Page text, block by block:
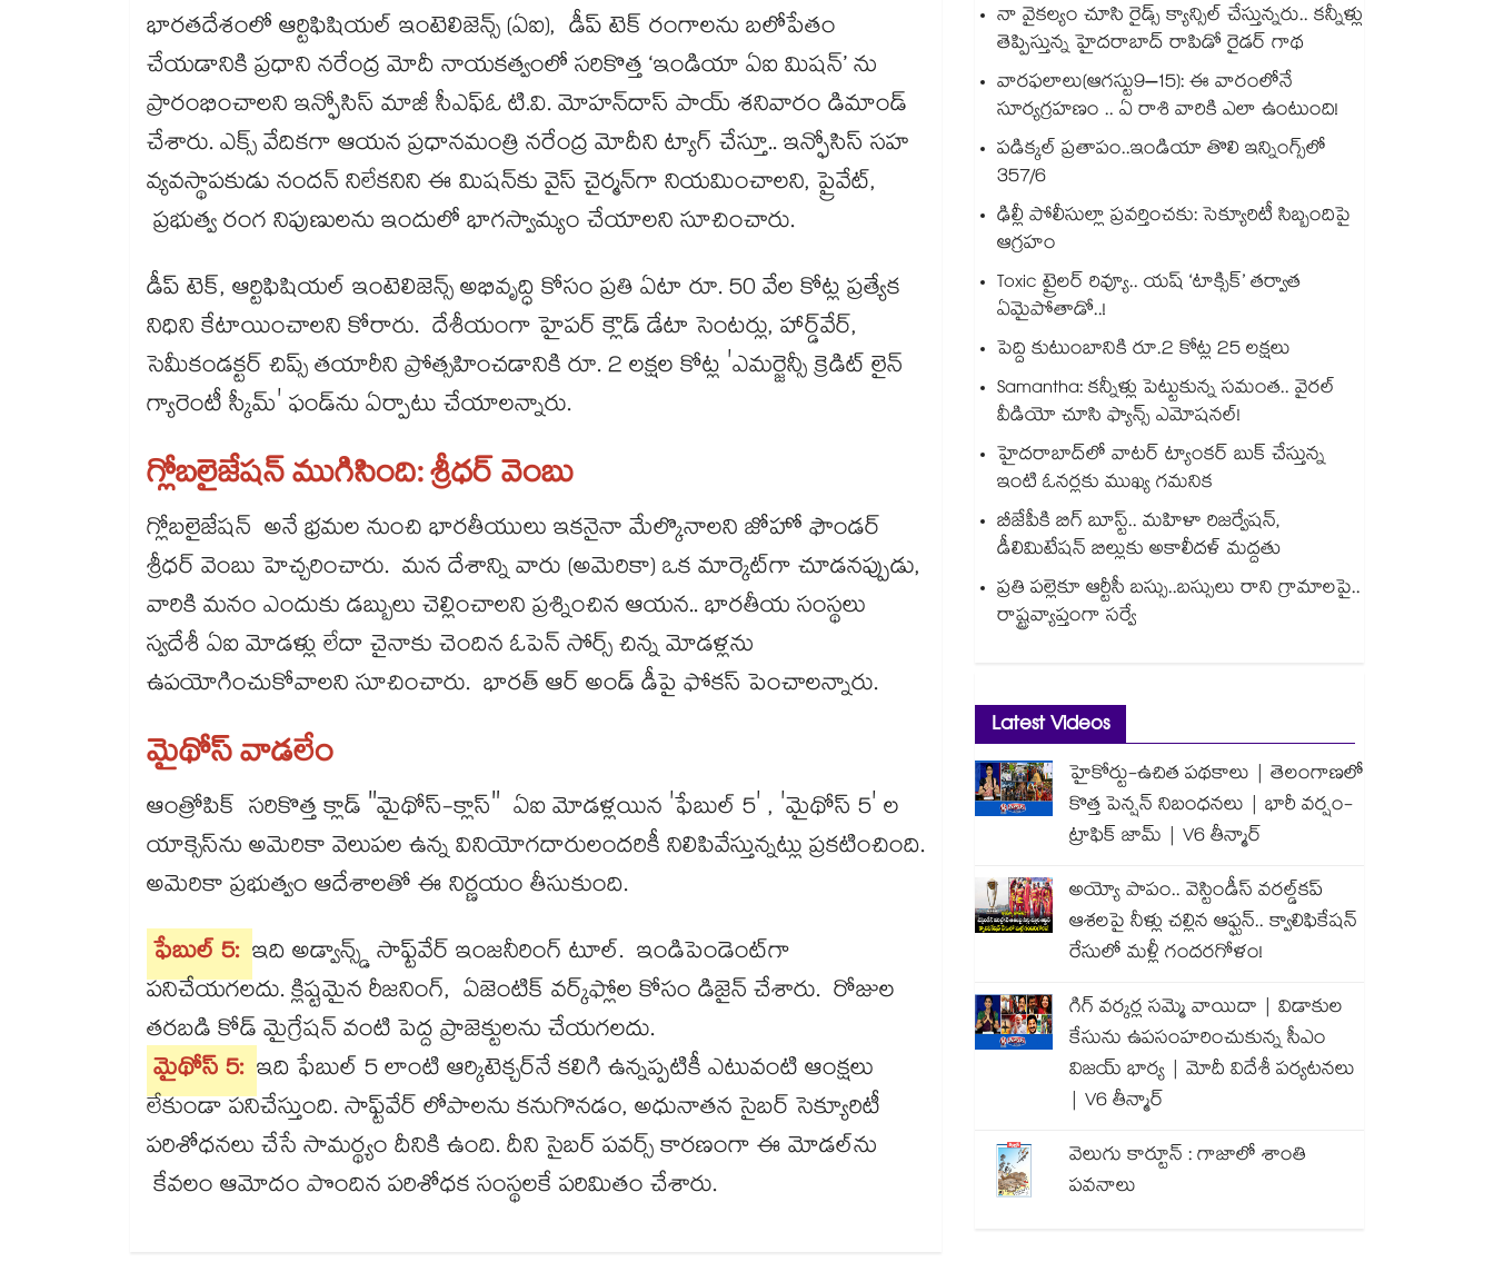
భారతదేశంలో ఆర్టిఫిషియల్ ఇంటెలిజెన్స్ (ఏఐ), డీప్ టెక్ రంగాలను బలోపేతం
చేయడానికి ప్రధాని నరేంద్ర మోదీ నాయకత్వంలో సరికొత్త ‘ఇండియా ఏఐ మిషన్’ ను
ప్రారంభించాలని ఇన్ఫోసిస్ మాజీ సీఎఫ్ఓ టి.వి. మోహన్‌‌దాస్ పాయ్ శనివారం డిమాండ్
చేశారు. ఎక్స్‌‌ వేదికగా ఆయన ప్రధానమంత్రి నరేంద్ర మోదీని ట్యాగ్ చేస్తూ.. ఇన్ఫోసిస్ సహ
వ్యవస్థాపకుడు నందన్ నిలేకనిని ఈ మిషన్‌‌కు వైస్ చైర్మన్‌‌గా నియమించాలని, ప్రైవేట్,
ప్రభుత్వ రంగ నిపుణులను ఇందులో భాగస్వామ్యం చేయాలని సూచించారు.
డీప్ టెక్, ఆర్టిఫిషియల్ ఇంటెలిజెన్స్ అభివృద్ధి కోసం ప్రతి ఏటా రూ. 50 వేల కోట్ల ప్రత్యేక
నిధిని కేటాయించాలని కోరారు. దేశీయంగా హైపర్ క్లౌడ్ డేటా సెంటర్లు, హార్డ్‌‌వేర్,
సెమీకండక్టర్ చిప్స్ తయారీని ప్రోత్సహించడానికి రూ. 2 లక్షల కోట్ల 'ఎమర్జెన్సీ క్రెడిట్ లైన్
గ్యారెంటీ స్కీమ్' ఫండ్‌‌ను ఏర్పాటు చేయాలన్నారు.
గ్లోబలైజేషన్ ముగిసింది: శ్రీధర్‌‌‌‌ వెంబు
గ్లోబలైజేషన్ అనే భ్రమల నుంచి భారతీయులు ఇకనైనా మేల్కొనాలని జోహో ఫౌండర్
శ్రీధర్‌‌ వెంబు హెచ్చరించారు. మన దేశాన్ని వారు (అమెరికా) ఒక మార్కెట్‌‌గా చూడనప్పుడు,
వారికి మనం ఎందుకు డబ్బులు చెల్లించాలని ప్రశ్నించిన ఆయన.. భారతీయ సంస్థలు
స్వదేశీ ఏఐ మోడళ్లు లేదా చైనాకు చెందిన ఓపెన్ సోర్స్ చిన్న మోడళ్లను
ఉపయోగించుకోవాలని సూచించారు. భారత్ ఆర్ అండ్ డీపై ఫోకస్ పెంచాలన్నారు.
మైథోస్ వాడలేం
ఆంత్రోపిక్ సరికొత్త క్లాడ్ "మైథోస్-క్లాస్" ఏఐ మోడళ్లయిన 'ఫేబుల్ 5' , 'మైథోస్ 5' ల
యాక్సెస్‌‌ను అమెరికా వెలుపల ఉన్న వినియోగదారులందరికీ నిలిపివేస్తున్నట్లు ప్రకటించింది.
అమెరికా ప్రభుత్వం ఆదేశాలతో ఈ నిర్ణయం తీసుకుంది.
ఫేబుల్ 5: ఇది అడ్వాన్స్డ్ సాఫ్ట్‌‌వేర్ ఇంజనీరింగ్ టూల్‌‌. ఇండిపెండెంట్‌‌గా
పనిచేయగలదు. క్లిష్టమైన రీజనింగ్, ఏజెంటిక్ వర్క్‌‌ఫ్లోల కోసం డిజైన్ చేశారు. రోజుల
తరబడి కోడ్ మైగ్రేషన్ వంటి పెద్ద ప్రాజెక్టులను చేయగలదు.
మైథోస్ 5: ఇది ఫేబుల్ 5 లాంటి ఆర్కిటెక్చర్‌‌నే కలిగి ఉన్నప్పటికీ ఎటువంటి ఆంక్షలు
లేకుండా పనిచేస్తుంది. సాఫ్ట్‌‌వేర్ లోపాలను కనుగొనడం, అధునాతన సైబర్ సెక్యూరిటీ
పరిశోధనలు చేసే సామర్థ్యం దీనికి ఉంది. దీని సైబర్ పవర్స్ కారణంగా ఈ మోడల్‌‌ను
కేవలం ఆమోదం పొందిన పరిశోధక సంస్థలకే పరిమితం చేశారు.
నా వైకల్యం చూసి రైడ్స్ క్యాన్సిల్ చేస్తున్నరు.. కన్నీళ్లు
తెప్పిస్తున్న హైదరాబాద్ రాపిడో రైడర్ గాథ
వారఫలాలు(ఆగస్టు9–15): ఈ వారంలోనే
సూర్యగ్రహణం .. ఏ రాశి వారికి ఎలా ఉంటుంది!
పడిక్కల్‌‌ ప్రతాపం..ఇండియా తొలి ఇన్నింగ్స్‌‌లో
357/6
ఢిల్లీ పోలీసుల్లా ప్రవర్తించకు: సెక్యూరిటీ సిబ్బందిపై
ఆగ్రహం
Toxic ట్రైలర్ రివ్యూ.. యష్ ‘టాక్సిక్’ తర్వాత
ఏమైపోతాడో..!
పెద్ది కుటుంబానికి రూ.2 కోట్ల 25 లక్షలు
Samantha: కన్నీళ్లు పెట్టుకున్న సమంత.. వైరల్
వీడియో చూసి ఫ్యాన్స్ ఎమోషనల్!
హైదరాబాద్⁪లో వాటర్ ట్యాంకర్ బుక్ చేస్తున్న
ఇంటి ఓనర్లకు ముఖ్య గమనిక
బీజేపీకి బిగ్ బూస్ట్.. మహిళా రిజర్వేషన్,
డీలిమిటేషన్ బిల్లుకు అకాలీదళ్ మద్దతు
ప్రతి పల్లెకూ ఆర్టీసీ బస్సు..బస్సులు రాని గ్రామాలపై..
రాష్ట్రవ్యాప్తంగా సర్వే
Latest Videos
హైకోర్టు-ఉచిత పథకాలు | తెలంగాణలో
కొత్త పెన్షన్ నిబంధనలు | భారీ వర్షం-
ట్రాఫిక్ జామ్ | V6 తీన్మార్
అయ్యో పాపం.. వెస్టిండీస్ వరల్డ్‌కప్
ఆశలపై నీళ్లు చల్లిన ఆఫ్ఘన్.. క్వాలిఫికేషన్
రేసులో మళ్లీ గందరగోళం!
గిగ్ వర్కర్ల సమ్మె వాయిదా | విడాకుల
కేసును ఉపసంహరించుకున్న సీఎం
విజయ్ భార్య | మోదీ విదేశీ పర్యటనలు
| V6 తీన్మార్
వెలుగు కార్టూన్ : గాజాలో శాంతి
పవనాలు